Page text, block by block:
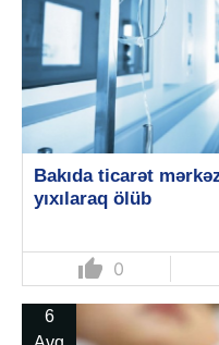
Bakıda ticarət
yıxılaraq ölüb
thumb_up 0
6